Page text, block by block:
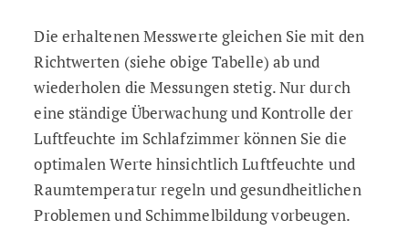
Die erhaltenen Messwerte gleichen Sie mit den
Richtwerten (siehe obige Tabelle) ab und
wiederholen die Messungen stetig. Nur durch
eine ständige Überwachung und Kontrolle der
Luftfeuchte im Schlafzimmer können Sie die
optimalen Werte hinsichtlich Luftfeuchte und
Raumtemperatur regeln und gesundheitlichen
Problemen und Schimmelbildung vorbeugen.